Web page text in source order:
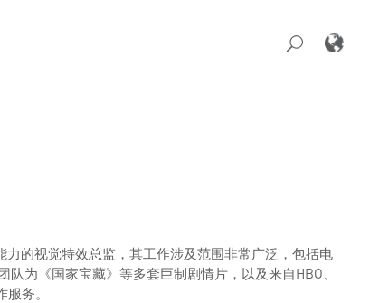
的视觉特效总监，其工作涉及范围非常广泛，包括电
为《国家宝藏》等多套巨制剧情片，以及来自HBO、
务。